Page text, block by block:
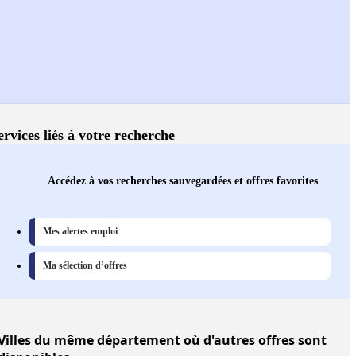
liés à votre recherche
Accédez à vos recherches sauvegardées et offres favorites
Mes alertes emploi
Ma sélection d’offres
du même département où d'autres offres sont